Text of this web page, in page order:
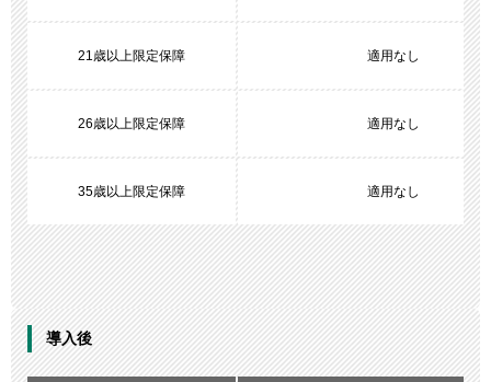
21歳以上限定保障 適用なし
26歳以上限定保障 適用なし
35歳以上限定保障 適用なし
導入後